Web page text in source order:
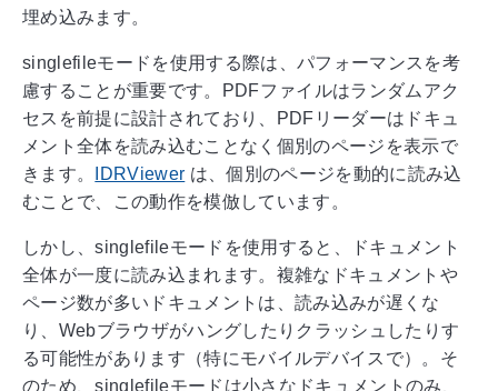
埋め込みます。
singlefileモードを使用する際は、パフォーマンスを考
慮することが重要です。PDFファイルはランダムアク
セスを前提に設計されており、PDFリーダーはドキュ
メント全体を読み込むことなく個別のページを表示で
きます。
IDRViewer は、個別のページを動的に読み込
むことで、この動作を模倣しています。
しかし、singlefileモードを使用すると、ドキュメント
全体が一度に読み込まれます。複雑なドキュメントや
ページ数が多いドキュメントは、読み込みが遅くな
り、Webブラウザがハングしたりクラッシュしたりす
る可能性があります（特にモバイルデバイスで）。そ
のため、singlefileモードは小さなドキュメントのみ、